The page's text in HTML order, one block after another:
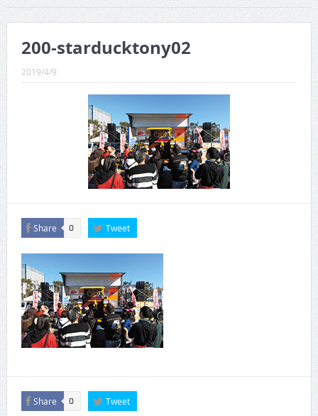
CINEMA×STYLE 290号
CINEMA×STYLE 289号
CINEMA×STYLE 288号
CINEMA×STYLE 287号
CINEMA×STYLE 286号
CINEMA×STYLE 285号
CINEMA×STYLE 294号
200-starducktony02
2019/4/9
Share 0 Tweet
Share 0 Tweet